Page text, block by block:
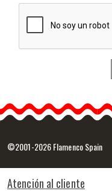
©2001-2026 Flamenco Spain
Atención al cliente